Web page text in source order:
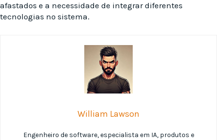
afastados e a necessidade de integrar diferentes
tecnologias no sistema.
William Lawson
Engenheiro de software, especialista em IA, produtos e